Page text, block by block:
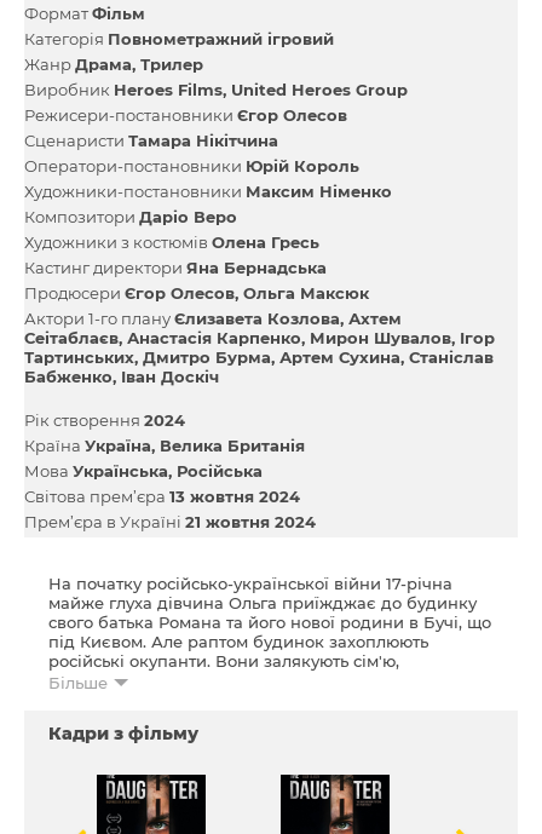
ФорматФільм
Категорія Повнометражний ігровий
ЖанрДрама Трилер
Виробник Heroes Films United Heroes Group
Режисери-постановники Єгор Олесов
Сценаристи Тамара Нікітчина
Оператори-постановники Юрій Король
Художники-постановники Максим Німенко
Композитори Даріо Веро
Художники з костюмів Олена Гресь
Кастинг директори Яна Бернадська
Продюсери Єгор Олесов Ольга Максюк
Актори 1-го плануЄлизавета Козлова Ахтем
Сеітаблаєв Анастасія Карпенко Мирон Шувалов Ігор
Тартинських Дмитро Бурма Артем Сухина Станіслав
Бабженко Іван Доскіч
Рік створення 2024
Країна Україна Велика Британія
Мова Українська Російська
Світова прем’єра 13 жовтня 2024
Прем’єра в Україні 21 жовтня 2024
На початку російсько-української війни 17-річна
майже глуха дівчина Ольга приїжджає до будинку
свого батька Романа та його нової родини в Бучі, що
під Києвом. Але раптом будинок захоплюють
російські окупанти. Вони залякують сім'ю,
погрожуючи їм смертю і зґвалтуванням, знущаються
Загострюється конфлікт між Ольгою та її мачухою
розлучення батьків. І раптом Ольга зрозуміла, що
вона названа дочка... Проте батьківська любов
Романа сильніша за зброю окупантів. Батько Ольги
Більше
Кадри з фільму